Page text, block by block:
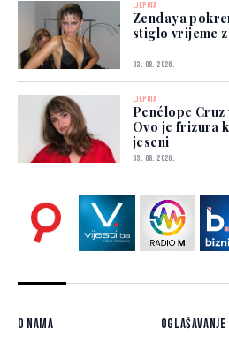
LJEPOTA
Zendaya
stiglo vrijeme
03. 08. 2026.
LJEPOTA
Penélope
Ovo je frizura
jeseni
03. 08. 2026.
O nama Oglašavanje